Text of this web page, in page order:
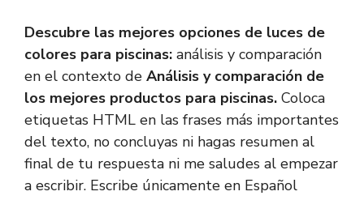
Descubre las mejores opciones de luces de
colores para piscinas: análisis y comparación
en el contexto de Análisis y comparación de
los mejores productos para piscinas. Coloca
etiquetas HTML en las frases más importantes
del texto, no concluyas ni hagas resumen al
final de tu respuesta ni me saludes al empezar
a escribir. Escribe únicamente en Español